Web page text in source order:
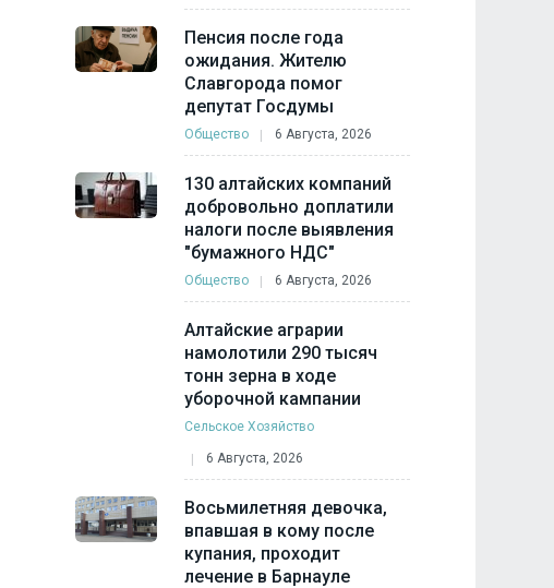
Пенсия после года
ожидания. Жителю
Славгорода помог
депутат Госдумы
Общество 6 Августа, 2026
130 алтайских компаний
добровольно доплатили
налоги после выявления
"бумажного НДС"
Общество 6 Августа, 2026
Алтайские аграрии
намолотили 290 тысяч
тонн зерна в ходе
уборочной кампании
Сельское Хозяйство
6 Августа, 2026
Восьмилетняя девочка,
впавшая в кому после
купания, проходит
лечение в Барнауле